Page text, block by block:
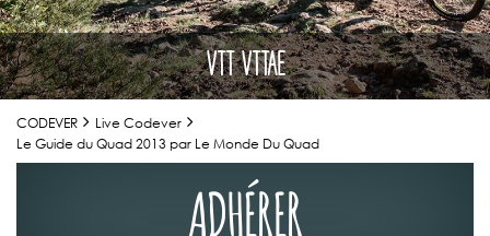
VTT VTTAE
CODEVER
Live Codever
Le Guide du Quad 2013 par Le Monde Du Quad
ADHÉRER